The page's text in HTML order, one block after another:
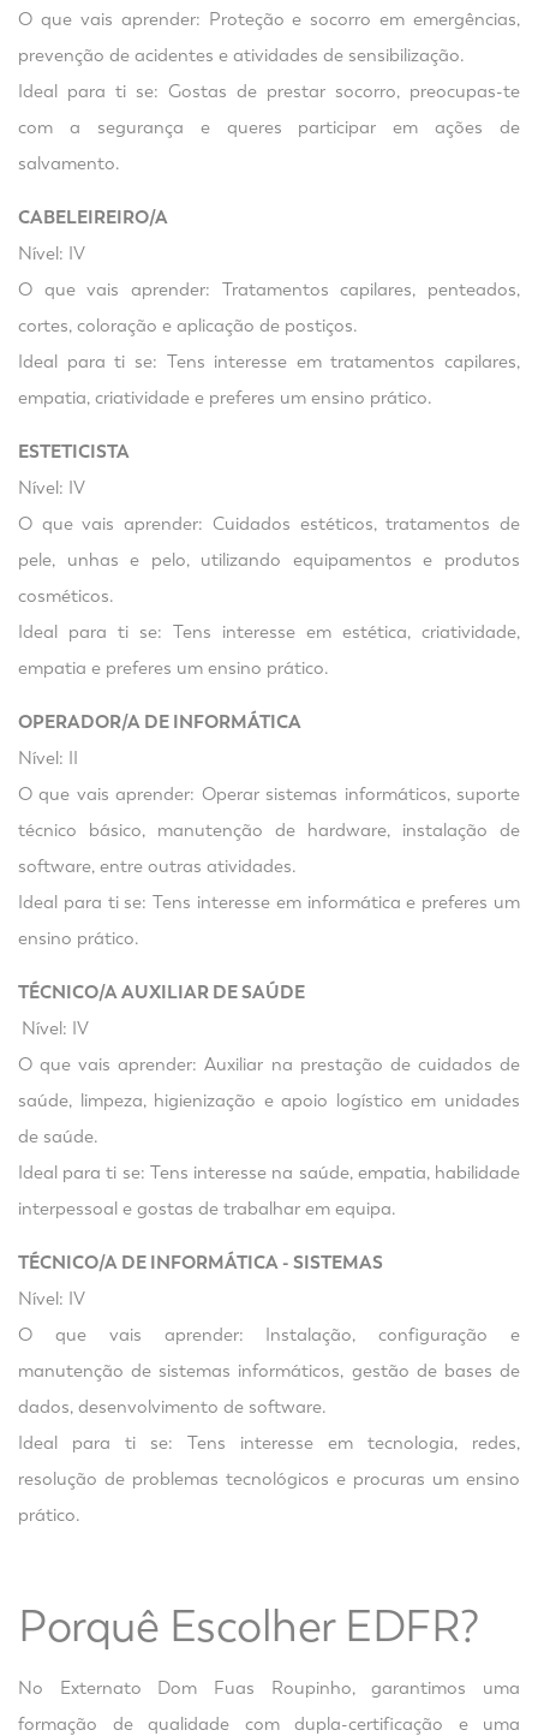
O que vais aprender: Proteção e socorro em emergências,
prevenção de acidentes e atividades de sensibilização.
Ideal para ti se: Gostas de prestar socorro, preocupas-te
com a segurança e queres participar em ações de
salvamento.
CABELEIREIRO/A
Nível: IV
O que vais aprender: Tratamentos capilares, penteados,
cortes, coloração e aplicação de postiços.
Ideal para ti se: Tens interesse em tratamentos capilares,
empatia, criatividade e preferes um ensino prático.
ESTETICISTA
Nível: IV
O que vais aprender: Cuidados estéticos, tratamentos de
pele, unhas e pelo, utilizando equipamentos e produtos
cosméticos.
Ideal para ti se: Tens interesse em estética, criatividade,
empatia e preferes um ensino prático.
OPERADOR/A DE INFORMÁTICA
Nível: II
O que vais aprender: Operar sistemas informáticos, suporte
técnico básico, manutenção de hardware, instalação de
software, entre outras atividades.
Ideal para ti se: Tens interesse em informática e preferes um
ensino prático.
TÉCNICO/A AUXILIAR DE SAÚDE
Nível: IV
O que vais aprender: Auxiliar na prestação de cuidados de
saúde, limpeza, higienização e apoio logístico em unidades
de saúde.
Ideal para ti se: Tens interesse na saúde, empatia, habilidade
interpessoal e gostas de trabalhar em equipa.
TÉCNICO/A DE INFORMÁTICA - SISTEMAS
Nível: IV
O que vais aprender: Instalação, configuração e
manutenção de sistemas informáticos, gestão de bases de
dados, desenvolvimento de software.
Ideal para ti se: Tens interesse em tecnologia, redes,
resolução de problemas tecnológicos e procuras um ensino
prático.
Porquê Escolher EDFR?
No Externato Dom Fuas Roupinho, garantimos uma
formação de qualidade com dupla-certificação e uma